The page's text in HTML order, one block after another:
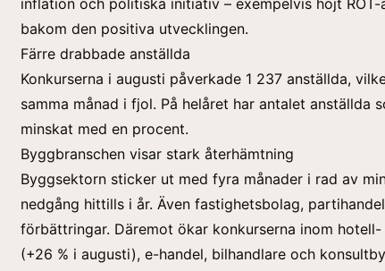
inflation och politiska initiativ – exempelvis höjt
bakom den positiva utvecklingen.
Färre drabbade anställda
Konkurserna i augusti påverkade 1 237 anställda,
samma månad i fjol. På helåret har antalet anställda
minskat med en procent.
Byggbranschen visar stark återhämtning
Byggsektorn sticker ut med fyra månader i rad av
nedgång hittills i år. Även fastighetsbolag,
förbättringar. Däremot ökar konkurserna inom
(+26 % i augusti), e-handel, bilhandlare och